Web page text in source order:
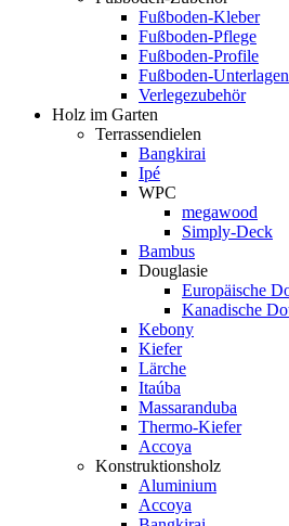
Fußboden-Kleber
Fußboden-Pflege
Fußboden-Profile
Fußboden-Unterlagen
Verlegezubehör
Holz im Garten
Terrassendielen
Bangkirai
Ipé
WPC
megawood
Simply-Deck
Bambus
Douglasie
Europäische
Kanadische
Kebony
Kiefer
Lärche
Itaúba
Massaranduba
Thermo-Kiefer
Accoya
Konstruktionsholz
Aluminium
Accoya